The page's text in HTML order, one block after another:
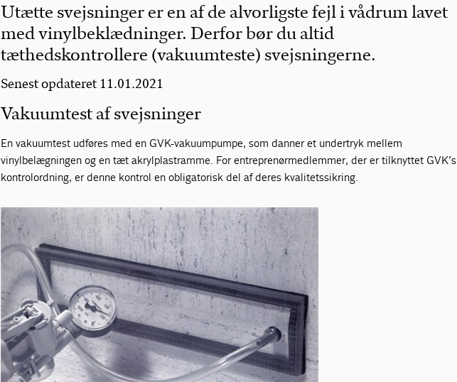
Utætte svejsninger er en af de alvorligste fejl i vådrum lavet
med vinylbeklædninger. Derfor bør du altid
tæthedskontrollere (vakuumteste) svejsningerne.
Senest opdateret 11.01.2021
Vakuumtest af svejsninger
En vakuumtest udføres med en GVK-vakuumpumpe, som danner et undertryk mellem
vinylbelægningen og en tæt akrylplastramme. For entreprenørmedlemmer, der er tilknyttet GVK’s
kontrolordning, er denne kontrol en obligatorisk del af deres kvalitetssikring.